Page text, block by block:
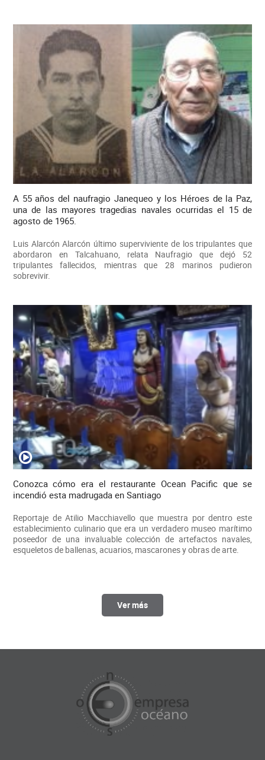
A 55 años del naufragio Janequeo y los Héroes de la Paz,
una de las mayores tragedias navales ocurridas el 15 de
agosto de 1965.
Luis Alarcón Alarcón último superviviente de los tripulantes que
abordaron en Talcahuano, relata Naufragio que dejó 52
tripulantes fallecidos, mientras que 28 marinos pudieron
sobrevivir.
Conozca cómo era el restaurante Ocean Pacific que se
incendió esta madrugada en Santiago
Reportaje de Atilio Macchiavello que muestra por dentro este
establecimiento culinario que era un verdadero museo marítimo
poseedor de una invaluable colección de artefactos navales,
esqueletos de ballenas, acuarios, mascarones y obras de arte.
Ver más